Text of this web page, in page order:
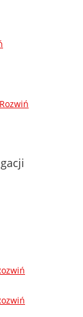
Rozwiń